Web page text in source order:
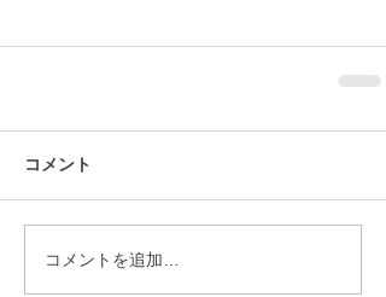
コメント
コメントを追加…